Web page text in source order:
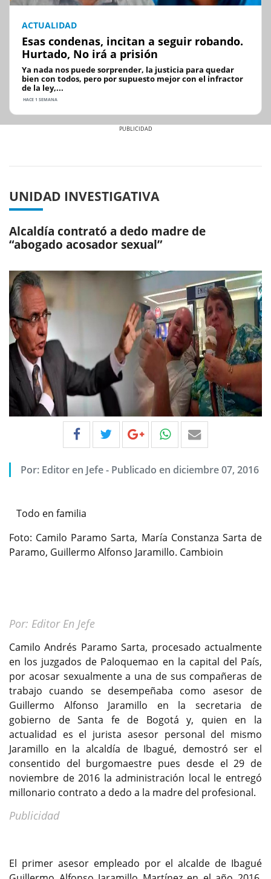
ACTUALIDAD
Esas condenas, incitan a seguir robando.
Hurtado, No irá a prisión
Ya nada nos puede sorprender, la justicia para quedar
bien con todos, pero por supuesto mejor con el infractor
de la ley,...
HACE 1 SEMANA
UNIDAD INVESTIGATIVA
Alcaldía contrató a dedo madre de
“abogado acosador sexual”
Por: Editor en Jefe- Publicado en diciembre 07, 2016
Todo en familia
Foto: Camilo Paramo Sarta, María Constanza Sarta de
Paramo, Guillermo Alfonso Jaramillo. Cambioin
Por: Editor En Jefe
Camilo Andrés Paramo Sarta, procesado actualmente
en los juzgados de Paloquemao en la capital del País,
por acosar sexualmente a una de sus compañeras de
trabajo cuando se desempeñaba como asesor de
Guillermo Alfonso Jaramillo en la secretaria de
gobierno de Santa fe de Bogotá y, quien en la
actualidad es el jurista asesor personal del mismo
Jaramillo en la alcaldía de Ibagué, demostró ser el
consentido del burgomaestre pues desde el 29 de
noviembre de 2016 la administración local le entregó
millonario contrato a dedo a la madre del profesional.
Publicidad
El primer asesor empleado por el alcalde de Ibagué